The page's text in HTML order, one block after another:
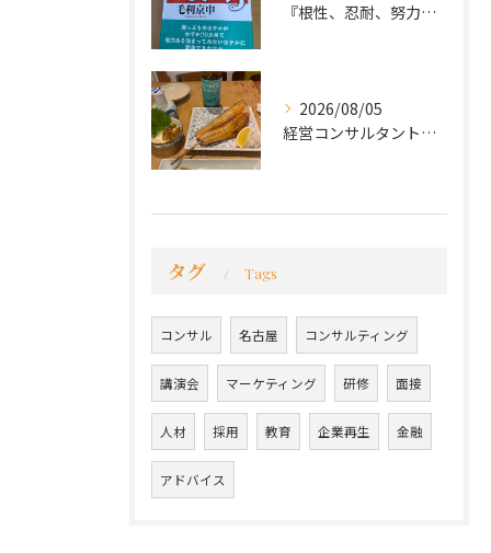
『根性、忍耐、努力という言葉は死語なのか』
2026/08/05
経営コンサルタントのモーちゃん・毛利京申です。
タグ Tags
コンサル 名古屋 コンサルティング
講演会 マーケティング 研修 面接
人材 採用 教育 企業再生 金融
アドバイス